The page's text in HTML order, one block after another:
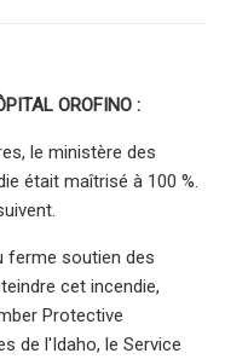
OROFINO :
le ministère des
était maîtrisé à 100 %.
ferme soutien des
cet incendie,
Protective
de l'Idaho, le Service